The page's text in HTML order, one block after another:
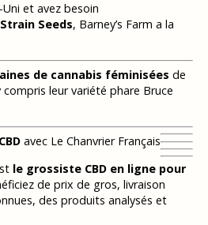
et avez besoin
Seeds, Barney’s Farm a la
de cannabis féminisées de
compris leur variété phare Bruce
avec Le Chanvrier Français
le grossiste CBD en ligne pour
de prix de gros, livraison
des produits analysés et